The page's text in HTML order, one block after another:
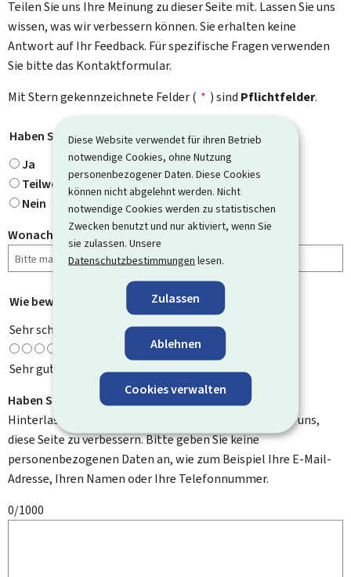
Diese Website verwendet für ihren Betrieb
notwendige Cookies, ohne Nutzung
personenbezogener Daten. Diese Cookies
können nicht abgelehnt werden. Nicht
notwendige Cookies werden zu statistischen
Zwecken benutzt und nur aktiviert, wenn Sie
sie zulassen. Unsere
Datenschutzbestimmungen lesen.
Zulassen
Ablehnen
Cookies verwalten
Teilen Sie uns Ihre Meinung zu dieser Seite mit. Lassen Sie uns
wissen, was wir verbessern können. Sie erhalten keine
Antwort auf Ihr Feedback. Für spezifische Fragen verwenden
Sie bitte das Kontaktformular.
Mit Stern gekennzeichnete Felder ( * ) sind Pflichtfelder.
Haben Sie gefunden, wonach Sie gesucht haben?
Ja
Teilweise
Nein
Wonach haben Sie gesucht?
Wie bewerten Sie diese Seite? *
Sehr schlecht
Sehr gut
Haben Sie Verbesserungsvorschläge?
Hinterlassen Sie uns einen Kommentar und helfen Sie uns,
diese Seite zu verbessern. Bitte geben Sie keine
personenbezogenen Daten an, wie zum Beispiel Ihre E-Mail-
Adresse, Ihren Namen oder Ihre Telefonnummer.
0/1000